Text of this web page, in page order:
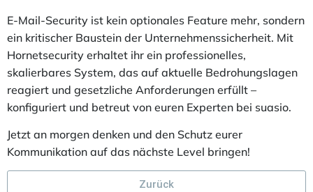
E-Mail-Security ist kein optionales Feature mehr, sondern
ein kritischer Baustein der Unternehmenssicherheit. Mit
Hornetsecurity erhaltet ihr ein professionelles,
skalierbares System, das auf aktuelle Bedrohungslagen
reagiert und gesetzliche Anforderungen erfüllt –
konfiguriert und betreut von euren Experten bei suasio.
Jetzt an morgen denken und den Schutz eurer
Kommunikation auf das nächste Level bringen!
Zurück